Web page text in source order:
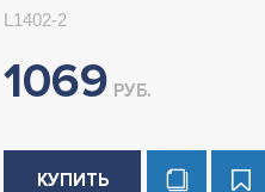
L1402-2
1069 РУБ.
КУПИТЬ